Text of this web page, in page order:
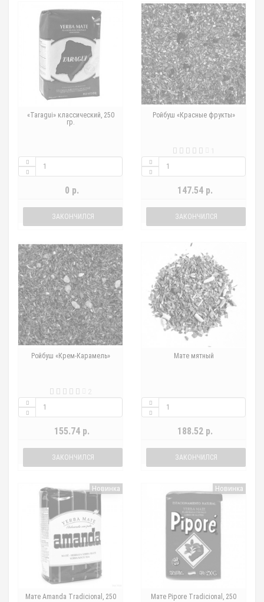
«Taragui» классический, 250
гр.
0 р.
ЗАКОНЧИЛСЯ
Ройбуш «Красные фрукты»
147.54 р.
ЗАКОНЧИЛСЯ
Ройбуш «Крем-Карамель»
155.74 р.
ЗАКОНЧИЛСЯ
Мате мятный
188.52 р.
ЗАКОНЧИЛСЯ
Новинка
Мате Amanda Tradicional, 250
Новинка
Мате Pipore Tradicional, 250